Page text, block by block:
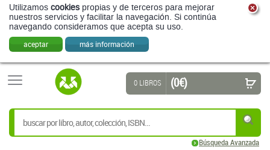
Utilizamos cookies propias y de terceros para mejorar
nuestros servicios y facilitar la navegación. Si continúa
navegando consideramos que acepta su uso.
aceptar más información
Búsqueda Avanzada
0 LIBROS (0 €)